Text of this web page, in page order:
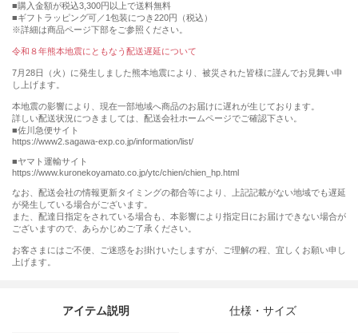
購入金額が税込3,300円以上で送料無料
ギフトラッピング可／1包装につき220円（税込）
※詳細は商品ページ下部をご参照ください。
令和８年熊本地震にともなう配送遅延について
7月28日（火）に発生しました熊本地震により、被災された皆様に謹んでお見舞い申
し上げます。
本地震の影響により、現在一部地域へ商品のお届けに遅れが生じております。
詳しい配送状況につきましては、配送会社ホームページでご確認下さい。
■佐川急便サイト
https://www2.sagawa-exp.co.jp/information/list/
■ヤマト運輸サイト
https://www.kuronekoyamato.co.jp/ytc/chien/chien_hp.html
なお、配送会社の情報更新タイミングの都合等により、上記記載がない地域でも遅延
が発生している場合がございます。
また、配達日指定をされている場合も、本影響により指定日にお届けできない場合が
ございますので、あらかじめご了承ください。
お客さまにはご不便、ご迷惑をお掛けいたしますが、ご理解の程、宜しくお願い申し
上げます。
アイテム説明 仕様・サイズ